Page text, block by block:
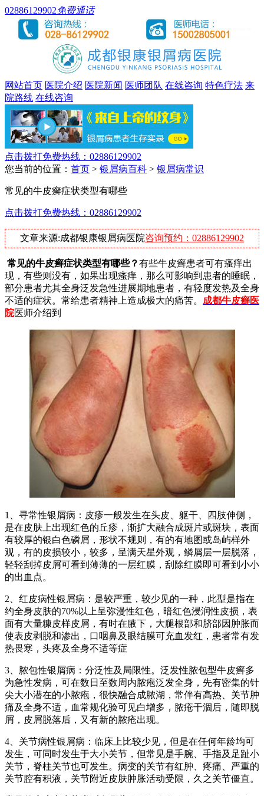
02886129902免费通话
网站首页 医院介绍 医院新闻 医师团队 在线咨询 特色疗法 来
院路线 在线咨询
点击拨打免费热线：02886129902
您当前的位置： 首页 > 银屑病百科 > 银屑病常识
常见的牛皮癣症状类型有哪些
点击拨打免费热线：02886129902
文章来源:成都银康银屑病医院咨询预约：02886129902
常见的牛皮癣症状类型有哪些？有些牛皮癣患者可有瘙痒出
现，有些则没有，如果出现瘙痒，那么可影响到患者的睡眠，
部分患者尤其全身泛发急性进展期地患者，有轻度发热及全身
不适的症状。常给患者精神上造成极大的痛苦。 成都牛皮癣医
院医师介绍到
1、寻常性银屑病：皮疹一般发生在头皮、躯干、四肢伸侧，
是在皮肤上出现红色的丘疹，渐扩大融合成斑片或斑块，表面
有较厚的银白色磷屑，形状不规则，有的有地图或岛屿样外
观，有的皮损较小，较多，呈满天星外观，鳞屑层一层脱落，
轻轻刮掉皮屑可看到薄薄的一层红膜，刮除红膜即可看到小小
的出血点。
2、红皮病性银屑病：是较严重，较少见的一种，此型是指在
约全身皮肤的70%以上呈弥漫性红色，暗红色浸润性皮损，表
面有大量糠皮样皮屑，有时在腋下，大腿根部和脐部因肿胀而
使表皮剥脱和渗出，口咽鼻及眼结膜可充血发红，患者常有发
热畏寒，头疼及全身不适等症
3、脓包性银屑病：分泛性及局限性。泛发性脓包型牛皮癣多
为急性发病，可在数日至数周内脓疱泛发全身，先有密集的针
尖大小潜在的小脓疱，很快融合成脓湖，常伴有高热、关节肿
痛及全身不适，血常规化验可见白增多，脓疮干涸后，随即脱
屑，皮屑脱落后，又有新的脓疮出现。
4、关节病性银屑病：临床上比较少见，但是在任何年龄均可
发生，可同时发生于大小关节，但常见是手腕、手指及足趾小
关节，脊柱关节也可发生。病变的关节有红肿、疼痛、严重的
关节腔有积液，关节附近皮肤肿胀活动受限，久之关节僵直。